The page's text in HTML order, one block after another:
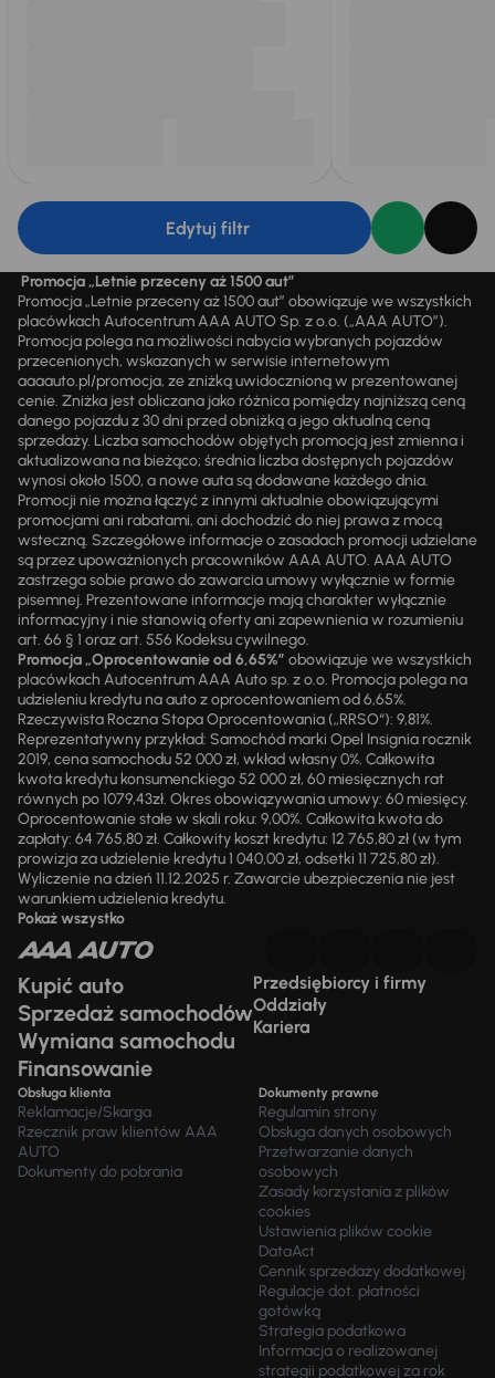
Edytuj filtr
Promocja „Letnie przeceny aż 1500 aut”
Promocja „Letnie przeceny aż 1500 aut” obowiązuje we wszystkich
placówkach Autocentrum AAA AUTO Sp. z o.o. („AAA AUTO”).
Promocja polega na możliwości nabycia wybranych pojazdów
przecenionych, wskazanych w serwisie internetowym
aaaauto.pl/promocja, ze zniżką uwidocznioną w prezentowanej
cenie. Zniżka jest obliczana jako różnica pomiędzy najniższą ceną
danego pojazdu z 30 dni przed obniżką a jego aktualną ceną
sprzedaży. Liczba samochodów objętych promocją jest zmienna i
aktualizowana na bieżąco; średnia liczba dostępnych pojazdów
wynosi około 1500, a nowe auta są dodawane każdego dnia.
Promocji nie można łączyć z innymi aktualnie obowiązującymi
promocjami ani rabatami, ani dochodzić do niej prawa z mocą
wsteczną. Szczegółowe informacje o zasadach promocji udzielane
są przez upoważnionych pracowników AAA AUTO. AAA AUTO
zastrzega sobie prawo do zawarcia umowy wyłącznie w formie
pisemnej. Prezentowane informacje mają charakter wyłącznie
informacyjny i nie stanowią oferty ani zapewnienia w rozumieniu
art. 66 § 1 oraz art. 556 Kodeksu cywilnego.
Promocja „Oprocentowanie od 6,65%” obowiązuje we wszystkich
placówkach Autocentrum AAA Auto sp. z o.o. Promocja polega na
udzieleniu kredytu na auto z oprocentowaniem od 6,65%.
Rzeczywista Roczna Stopa Oprocentowania („RRSO“): 9,81%.
Reprezentatywny przykład: Samochód marki Opel Insignia rocznik
2019, cena samochodu 52 000 zł, wkład własny 0%. Całkowita
kwota kredytu konsumenckiego 52 000 zł, 60 miesięcznych rat
równych po 1079,43zł. Okres obowiązywania umowy: 60 miesięcy.
Oprocentowanie stałe w skali roku: 9,00%. Całkowita kwota do
zapłaty: 64 765,80 zł. Całkowity koszt kredytu: 12 765,80 zł (w tym
prowizja za udzielenie kredytu 1 040,00 zł, odsetki 11 725,80 zł).
Wyliczenie na dzień 11.12.2025 r. Zawarcie ubezpieczenia nie jest
warunkiem udzielenia kredytu.
Pokaż wszystko
Kupić auto
Sprzedaż samochodów
Wymiana samochodu
Finansowanie
Przedsiębiorcy i firmy
Oddziały
Kariera
Obsługa klienta
Reklamacje/Skarga
Rzecznik praw klientów AAA
AUTO
Dokumenty do pobrania
Dokumenty prawne
Regulamin strony
Obsługa danych osobowych
Przetwarzanie danych
osobowych
Zasady korzystania z plików
cookies
Ustawienia plików cookie
DataAct
Cennik sprzedaży dodatkowej
Regulacje dot. płatności
gotówką
Strategia podatkowa
Informacja o realizowanej
strategii podatkowej za rok